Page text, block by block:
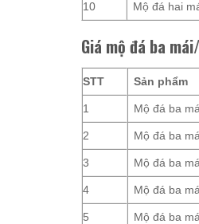
10 Mộ đá hai
Giá mộ đá ba
STT Sản phẩm
1 Mộ đá ba
2 Mộ đá ba
3 Mộ đá ba
4 Mộ đá ba
5 Mộ đá ba